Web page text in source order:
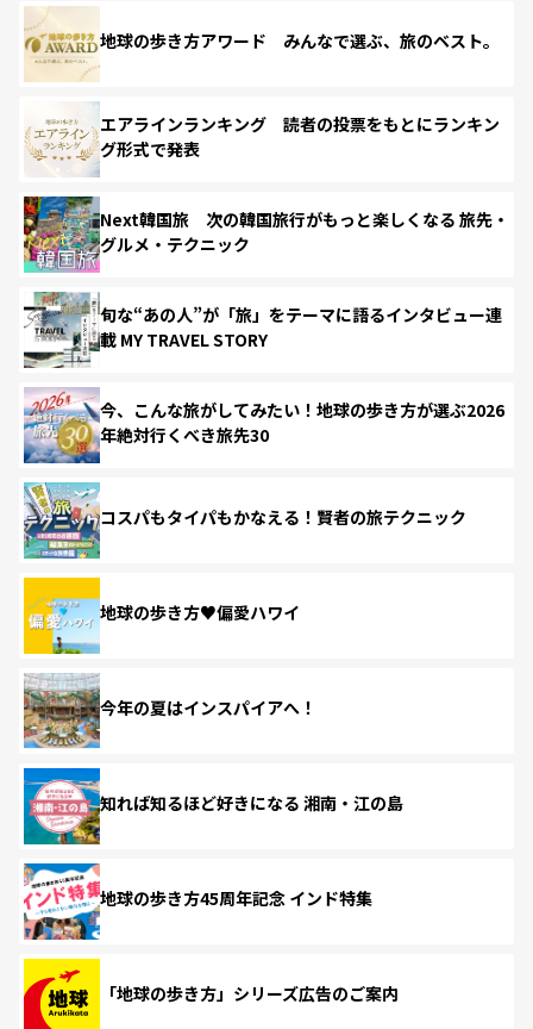
地球の歩き方アワード みんなで選ぶ、旅のベスト。
エアラインランキング 読者の投票をもとにランキン
グ形式で発表
Next韓国旅 次の韓国旅行がもっと楽しくなる 旅先・
グルメ・テクニック
旬な“あの人”が「旅」をテーマに語るインタビュー連
載 MY TRAVEL STORY
今、こんな旅がしてみたい！地球の歩き方が選ぶ2026
年絶対行くべき旅先30
コスパもタイパもかなえる！賢者の旅テクニック
地球の歩き方♥偏愛ハワイ
今年の夏はインスパイアへ！
知れば知るほど好きになる 湘南・江の島
地球の歩き方45周年記念 インド特集
「地球の歩き方」シリーズ広告のご案内